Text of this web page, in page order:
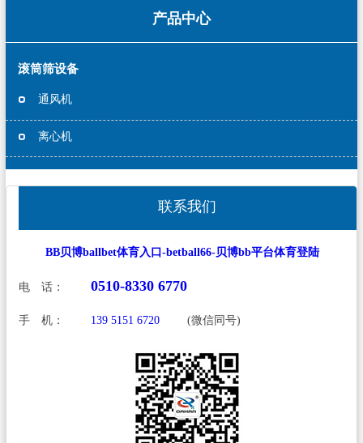
产品中心
滚筒筛设备
通风机
离心机
联系我们
BB贝博ballbet体育入口-betball66-贝博bb平台体育登陆
电 话： 0510-8330 6770
手 机： 139 5151 6720 (微信同号)